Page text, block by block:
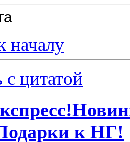
началу
с цитатой
к НГ!